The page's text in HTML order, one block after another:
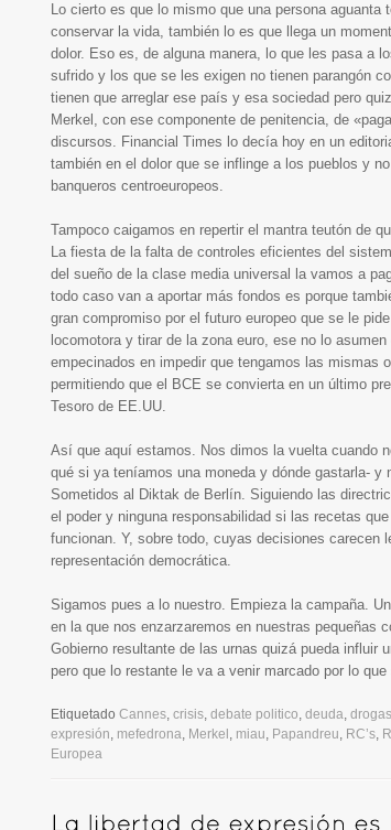
Lo cierto es que lo mismo que una persona
conservar la vida, también lo es que llega un
dolor. Eso es, de alguna manera, lo que les pasa a
sufrido y los que se les exigen no tienen parangón
tienen que arreglar ese país y esa sociedad pero
Merkel, con ese componente de penitencia, de
discursos. Financial Times lo decía hoy en un
también en el dolor que se inflinge a los pueblos y
banqueros centroeuropeos.
Tampoco caigamos en repertir el mantra teutón de
La fiesta de la falta de controles eficientes del
del sueño de la clase media universal la vamos a
todo caso van a aportar más fondos es porque
gran compromiso por el futuro europeo que se le
locomotora y tirar de la zona euro, ese no lo
empecinados en impedir que tengamos las mismas
permitiendo que el BCE se convierta en un último
Tesoro de EE.UU.
Así que aquí estamos. Nos dimos la vuelta cuando
qué si ya teníamos una moneda y dónde gastarla-
Sometidos al Diktak de Berlín. Siguiendo las
el poder y ninguna responsabilidad si las recetas
funcionan. Y, sobre todo, cuyas decisiones carecen
representación democrática.
Sigamos pues a lo nuestro. Empieza la campaña.
en la que nos enzarzaremos en nuestras pequeñas
Gobierno resultante de las urnas quizá pueda influir
pero que lo restante le va a venir marcado por lo
Etiquetado Cannes, crisis, debate politico, deuda, drogas
expresión, mefedrona, Merkel , miau, Papandreu, RC’s,
Europea